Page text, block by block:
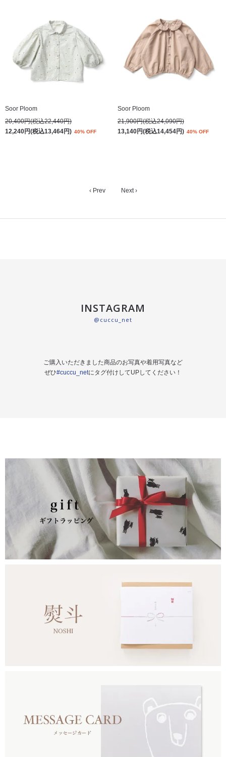
Soor Ploom
20,400円(税込22,440円)
12,240円(税込13,464円) 40% OFF
Soor Ploom
21,900円(税込24,090円)
13,140円(税込14,454円) 40% OFF
‹ Prev Next ›
INSTAGRAM
@cuccu_net
ご購入いただきました商品のお写真や着用写真など
ぜひ#cuccu_netにタグ付けしてUPしてください！